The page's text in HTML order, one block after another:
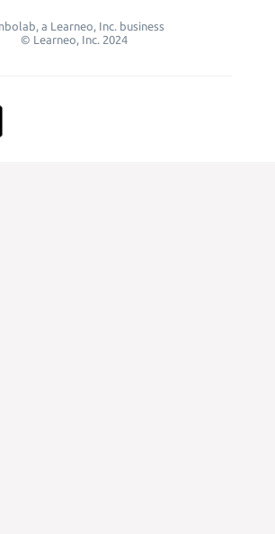
a Learneo, Inc. business
© Learneo, Inc. 2024